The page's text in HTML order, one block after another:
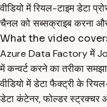
वीडियो में रियल-टाइम डेटा
चैनल को सब्सक्राइब करना
What the video
Azure Data Factory में
में कन्वर्ट करने का तरीका
वीडियो में डेटा फैक्ट्री के
डेटा कंटेनर, फोल्डर स्ट्रक्चर